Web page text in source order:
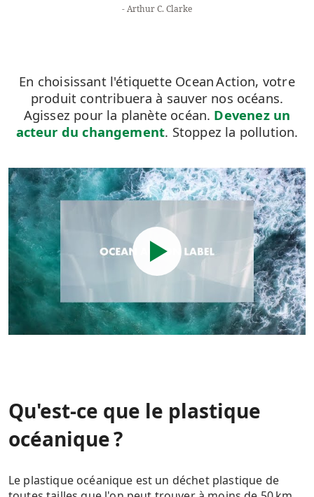
Arthur C. Clarke
En choisissant l'étiquette Ocean Action, votre
produit contribuera à sauver nos océans.
Agissez pour la planète océan. Devenez un
acteur du changement. Stoppez la pollution.
Qu'est-ce que le plastique
océanique ?
Le plastique océanique est un déchet plastique de